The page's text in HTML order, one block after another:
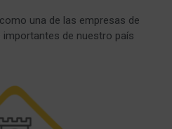
una de las empresas de
importantes de nuestro país